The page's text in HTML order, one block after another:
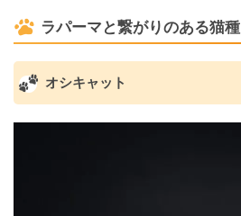
ラパーマと繋がりのある猫種
オシキャット